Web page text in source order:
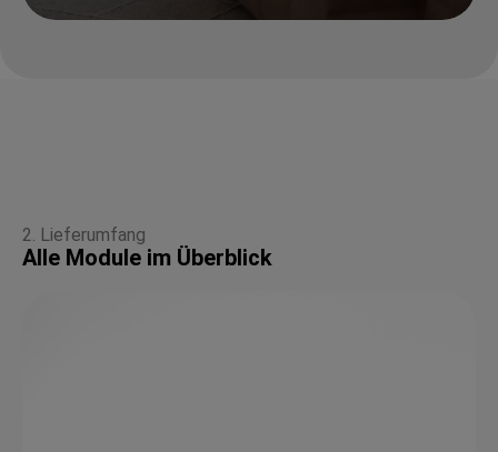
2. Lieferumfang
Alle Module im Überblick